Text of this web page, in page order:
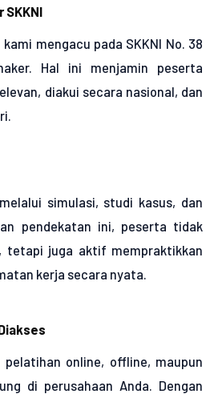
SKKNI
mengacu pada SKKNI No. 38
Hal ini menjamin peserta
diakui secara nasional, dan
simulasi, studi kasus, dan
pendekatan ini, peserta tidak
tetapi juga aktif mempraktikkan
kerja secara nyata.
pelatihan online, offline, maupun
di perusahaan Anda. Dengan